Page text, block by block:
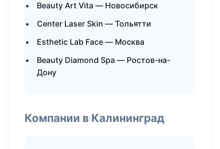
Beauty Art Vita — Новосибирск
Center Laser Skin — Тольятти
Esthetic Lab Face — Москва
Beauty Diamond Spa — Ростов-на-
Дону
Компании в Калининград